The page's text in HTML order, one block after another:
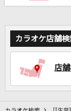
カラオケ店舗検
店